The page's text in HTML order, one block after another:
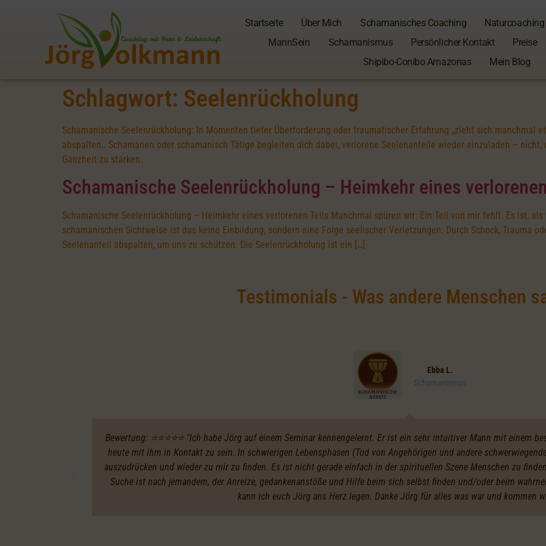
Startseite Über Mich Schamanisches Coaching
Naturcoaching
MannSein
Schamanismus Persönlicher Kontakt
Preise
Shipibo-Conibo Amazonas
Mein Blog
Schlagwort: Seelenrückholung
Schamanische Seelenrückholung: In Momenten tiefer Überforderung oder traumatischer Erfahrung „zieht sich manchmal
abspalten.. Schamanen oder schamanisch Tätige begleiten dich dabei, verlorene Seelenanteile wieder einzuladen –
Ganzheit zu stärken.
Schamanische Seelenrückholung – Heimkehr eines
Schamanische Seelenrückholung – Heimkehr eines verlorenen Teils Manchmal spüren wir: Ein Teil von mir fehlt. Es ist,
schamanischen Sichtweise ist das keine Einbildung, sondern eine Folge seelischer Verletzungen. Durch Schock, Trauma
Seelenanteil abspalten, um uns zu schützen. Die Seelenrückholung ist ein […]
Testimonials - Was andere Menschen
Bewertung: ⭐️⭐️⭐️⭐️⭐️ "Ich habe Jörg auf einem Seminar kennengelernt. Er ist ein sehr intuitiver Mann mit einem
heute mit ihm in Kontakt zu sein. In schwierigen Lebensphasen (Tod von Angehörigen und andere
auszudrücken und wieder zu mir zu finden. Es ist nicht gerade einfach in der spirituellen Szene Menschen zu
Suche ist nach jemandem, der Anreize, gedankenanstöße und Hilfe beim sich selbst finden und/oder beim
kann ich euch Jörg ans Herz legen. Danke Jörg für alles was war und kommen
Ebba L.
Schamanismus